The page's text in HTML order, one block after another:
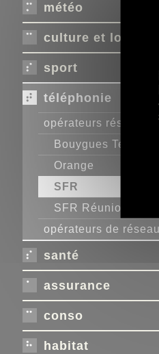
météo
culture et loisirs
sport
téléphonie
opérateurs réseau
Bouygues Telecom
Orange
SFR
SFR Réunion
opérateurs de
santé
assurance
conso
habitat